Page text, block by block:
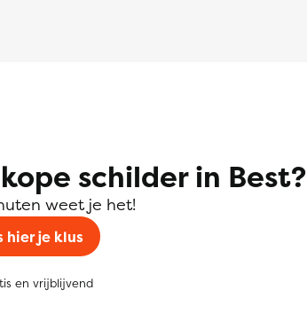
schilder in Best?
weet je het!
hier je klus
en vrijblijvend